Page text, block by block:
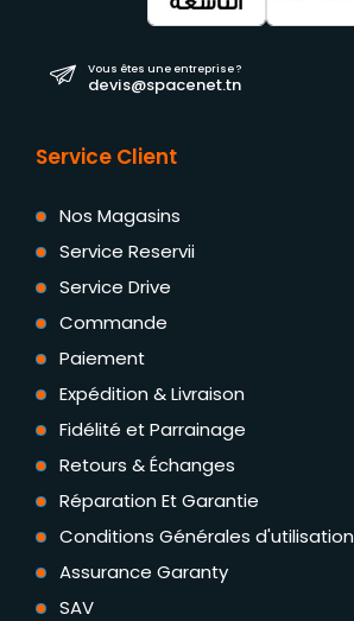
Vous êtes une entreprise ?
devis@spacenet.tn
Service Client
Nos Magasins
Service Reservii
Service Drive
Commande
Paiement
Expédition & Livraison
Fidélité et Parrainage
Retours & Échanges
Réparation Et Garantie
Conditions Générales d'utilisation
Assurance Garanty
SAV